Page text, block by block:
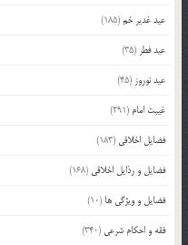
عید غدیر خم(185)
عید فطر (35)
عید نوروز (45)
غیبت امام (291)
فضایل اخلاقی (183)
فضایل و رذایل اخلاقی (168)
فضایل و ویژگی ها (10)
فقه و احکام شرعی (340)